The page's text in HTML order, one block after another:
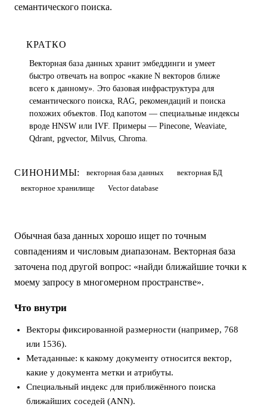
семантического поиска.
КРАТКО
Векторная база данных хранит эмбеддинги и умеет
быстро отвечать на вопрос «какие N векторов ближе
всего к данному». Это базовая инфраструктура для
семантического поиска, RAG, рекомендаций и поиска
похожих объектов. Под капотом — специальные индексы
вроде HNSW или IVF. Примеры — Pinecone, Weaviate,
Qdrant, pgvector, Milvus, Chroma.
СИНОНИМЫ: векторная база данных
векторная БД
векторное хранилище
Vector database
Обычная база данных хорошо ищет по точным
совпадениям и числовым диапазонам. Векторная база
заточена под другой вопрос: «найди ближайшие точки к
моему запросу в многомерном пространстве».
Что внутри
Векторы фиксированной размерности (например, 768
или 1536).
Метаданные: к какому документу относится вектор,
какие у документа метки и атрибуты.
Специальный индекс для приближённого поиска
ближайших соседей (ANN).